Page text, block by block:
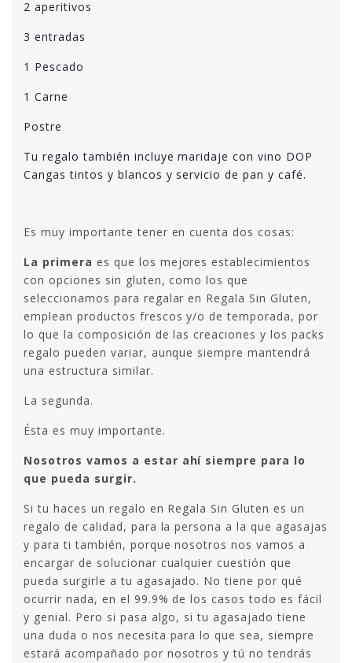
2 aperitivos
3 entradas
1 Pescado
1 Carne
Postre
Tu regalo también incluye maridaje con vino DOP
Cangas tintos y blancos y servicio de pan y café.
Es muy importante tener en cuenta dos cosas:
La primera es que los mejores establecimientos
con opciones sin gluten, como los que
seleccionamos para regalar en Regala Sin Gluten,
emplean productos frescos y/o de temporada, por
lo que la composición de las creaciones y los packs
regalo pueden variar, aunque siempre mantendrá
una estructura similar.
La segunda.
Ésta es muy importante.
Nosotros vamos a estar ahí siempre para lo
que pueda surgir.
Si tu haces un regalo en Regala Sin Gluten es un
regalo de calidad, para la persona a la que agasajas
y para ti también, porque nosotros nos vamos a
encargar de solucionar cualquier cuestión que
pueda surgirle a tu agasajado. No tiene por qué
ocurrir nada, en el 99.9% de los casos todo es fácil
y genial. Pero si pasa algo, si tu agasajado tiene
una duda o nos necesita para lo que sea, siempre
estará acompañado por nosotros y tú no tendrás